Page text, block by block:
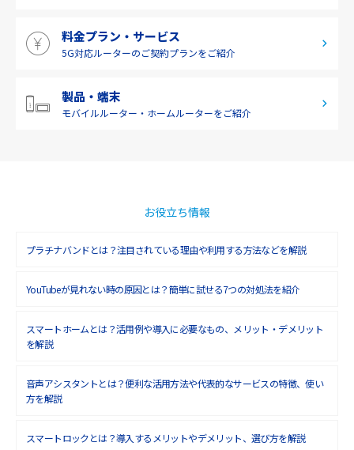
料金プラン・サービス
5G対応ルーターのご契約プランをご紹介
製品・端末
モバイルルーター・ ホームルーターをご紹介
お役立ち情報
プラチナバンドとは？注目されている理由や利用する方法などを解説
YouTubeが見れない時の原因とは？簡単に試せる7つの対処法を紹介
スマートホームとは？活用例や導入に必要なもの、メリット・デメリット
を解説
音声アシスタントとは？便利な活用方法や代表的なサービスの特徴、使い
方を解説
スマートロックとは？導入するメリットやデメリット、選び方を解説